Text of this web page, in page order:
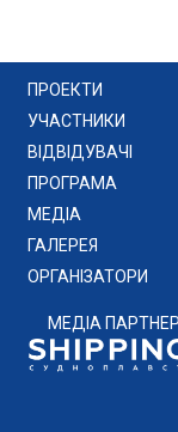
ПРОЕКТИ
УЧАСТНИКИ
ВІДВІДУВАЧІ
ПРОГРАМА
МЕДІА
ГАЛЕРЕЯ
ОРГАНІЗАТОРИ
МЕДІА